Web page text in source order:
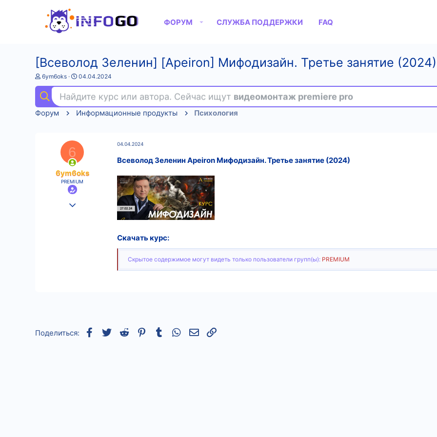
ФОРУМ СЛУЖБА ПОДДЕРЖКИ FAQ
[Всеволод Зеленин] [Apeiron] Мифодизайн. Третье занятие (2024)
А
т
о
р
т
6ym6oks
Д
а
н
а
а
04.04.2024
Найдите курс или автора. Сейчас ищут видеомонтаж premiere pro
Форум
Информационные продукты Психология
6
6ym6oks
PREMIUM
04.04.2024
Всеволод Зеленин Apeiron Мифодизайн. Третье занятие (2024)
Скачать курс:
Скрытое содержимое могут видеть только пользователи групп(ы): PREMIUM
Поделиться: Facebook
TwitterReddit Pinterest
TumblrWhatsAppЭлектронная почта
Ссылка